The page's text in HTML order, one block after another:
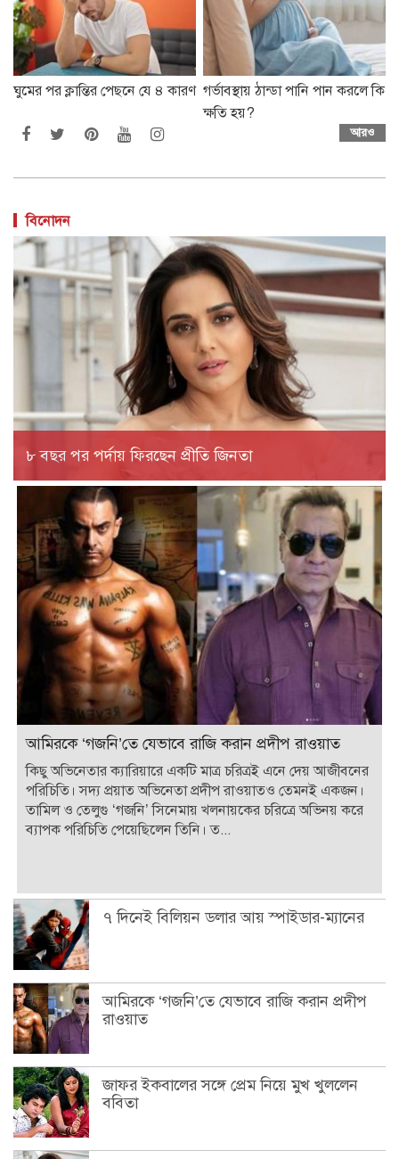
ঘুমের পর ক্লান্তির পেছনে যে ৪ কারণ গর্ভাবস্থায় ঠান্ডা পানি পান করলে কি
ক্ষতি হয়?
আরও
বিনোদন
৮ বছর পর পর্দায় ফিরছেন প্রীতি জিনতা
আমিরকে ‘গজনি’তে যেভাবে রাজি করান প্রদীপ রাওয়াত
কিছু অভিনেতার ক্যারিয়ারে একটি মাত্র চরিত্রই এনে দেয় আজীবনের
পরিচিতি। সদ্য প্রয়াত অভিনেতা প্রদীপ রাওয়াতও তেমনই একজন।
তামিল ও তেলুগু ‘গজনি’ সিনেমায় খলনায়কের চরিত্রে অভিনয় করে
ব্যাপক পরিচিতি পেয়েছিলেন তিনি। ত...
৭ দিনেই বিলিয়ন ডলার আয় স্পাইডার-ম্যানের
আমিরকে ‘গজনি’তে যেভাবে রাজি করান প্রদীপ
রাওয়াত
জাফর ইকবালের সঙ্গে প্রেম নিয়ে মুখ খুললেন
ববিতা